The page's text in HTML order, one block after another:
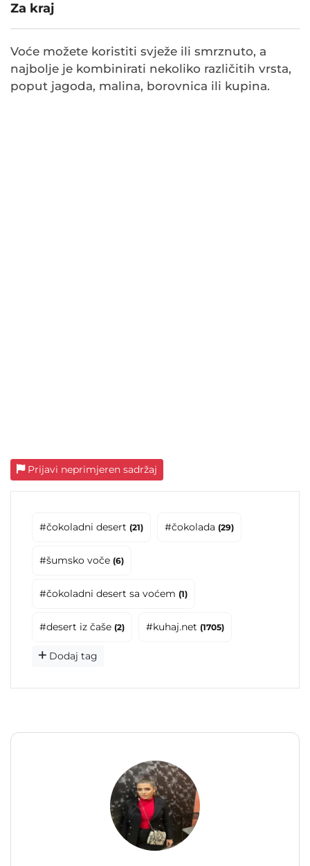
Za kraj
Voće možete koristiti svježe ili smrznuto, a
najbolje je kombinirati nekoliko različitih vrsta,
poput jagoda, malina, borovnica ili kupina.
Prijavi neprimjeren sadržaj
#čokoladni desert (21) #čokolada (29)
#šumsko voče (6)
#čokoladni desert sa voćem (1)
#desert iz čaše (2) #kuhaj.net (1705)
Dodaj tag